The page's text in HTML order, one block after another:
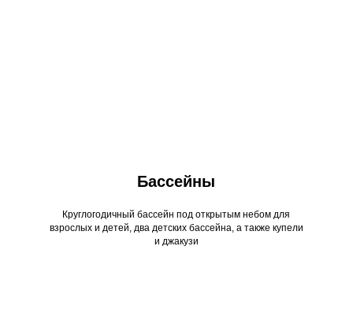
Бассейны
Круглогодичный бассейн под открытым небом для
взрослых и детей, два детских бассейна, а также купели
и джакузи